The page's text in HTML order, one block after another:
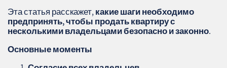
Эта статья расскажет,какие шаги необходимо
предпринять, чтобы продать квартиру с
несколькими владельцами безопасно и законно.
Основные моменты